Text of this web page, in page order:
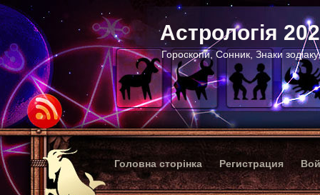
Астрологія
Гороскопи, Сонник, Знаки
Головна сторінка Регистрация